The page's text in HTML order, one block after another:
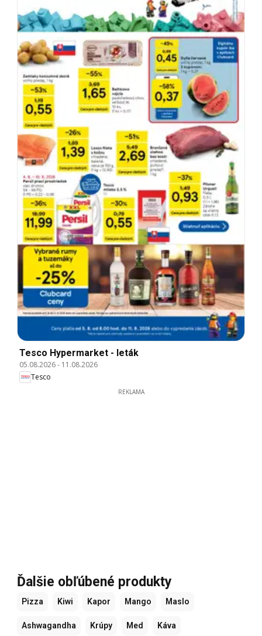
Tesco Hypermarket - leták
05.08.2026- 11.08.2026
Tesco
REKLAMA
Ďalšie obľúbené produkty
Pizza Kiwi Kapor Mango Maslo
Ashwagandha Krúpy Med Káva